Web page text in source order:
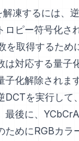
凍するには、
ロピー符号化さ
を取得するため
は対応する量子
子化解除されま
DCTを実行して
最後に、
ためにRGBカラ